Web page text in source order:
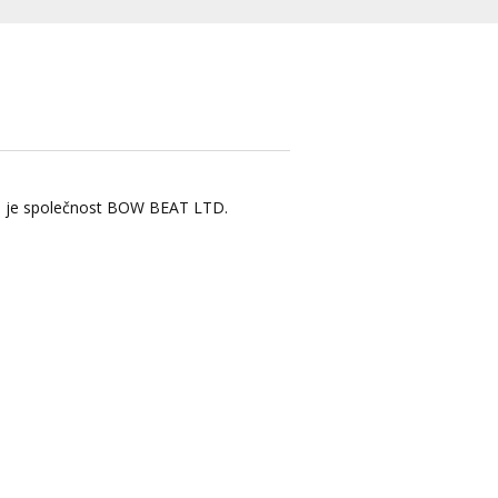
společnost BOW BEAT LTD.